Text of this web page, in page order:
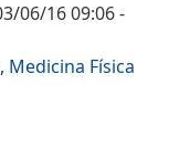
06/16 09:06-
, Medicina Física